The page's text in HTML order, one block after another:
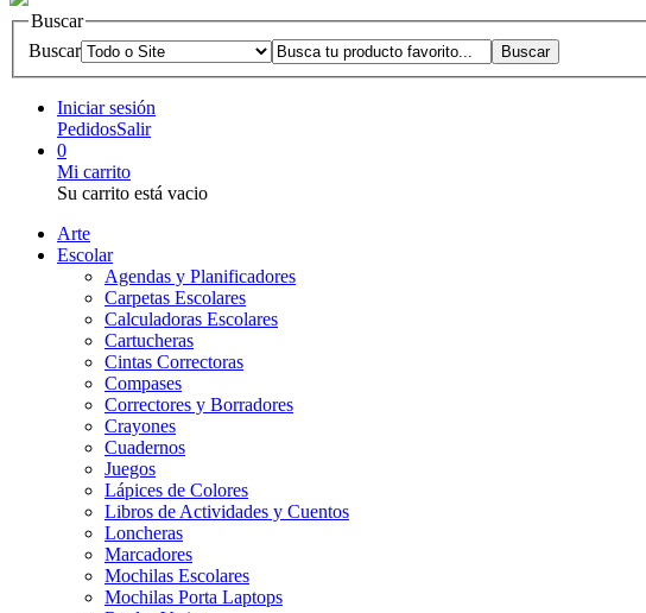
Buscar
Buscar
Iniciar sesión
PedidosSalir
0
Mi carrito
Su carrito está vacio
Arte
Escolar
Agendas y Planificadores
Carpetas Escolares
Calculadoras Escolares
Cartucheras
Cintas Correctoras
Compases
Correctores y Borradores
Crayones
Cuadernos
Juegos
Lápices de Colores
Libros de Actividades y Cuentos
Loncheras
Marcadores
Mochilas Escolares
Mochilas Porta Laptops